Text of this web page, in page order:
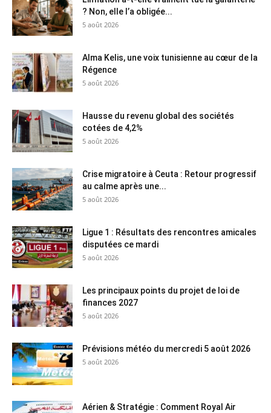
? Non, elle l’a obligée...
5 août 2026
Alma Kelis, une voix tunisienne au cœur de la
Régence
5 août 2026
Hausse du revenu global des sociétés
cotées de 4,2%
5 août 2026
Crise migratoire à Ceuta : Retour progressif
au calme après une...
5 août 2026
Ligue 1 : Résultats des rencontres amicales
disputées ce mardi
5 août 2026
Les principaux points du projet de loi de
finances 2027
5 août 2026
Prévisions météo du mercredi 5 août 2026
5 août 2026
Aérien & Stratégie : Comment Royal Air